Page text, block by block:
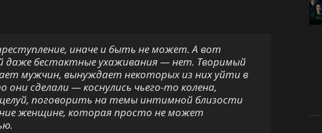
иначе и быть не может. А вот
даже бестактные ухаживания — нет. Творимый
мужчин, вынуждает некоторых из них уйти в
сделали — коснулись чьего-то колена,
поговорить на темы интимной близости
женщине, которая просто не может